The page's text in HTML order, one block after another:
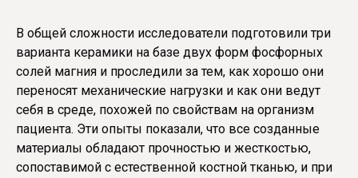
В общей сложности исследователи подготовили три
варианта керамики на базе двух форм фосфорных
солей магния и проследили за тем, как хорошо они
переносят механические нагрузки и как они ведут
себя в среде, похожей по свойствам на организм
пациента. Эти опыты показали, что все созданные
материалы обладают прочностью и жесткостью,
сопоставимой с естественной костной тканью, и при